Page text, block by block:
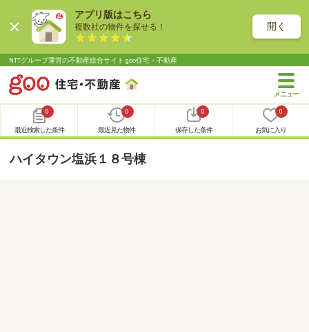
アプリ版はこちら
複数社の物件を探せる！ 開く
NTTグループ運営の不動産総合サイト goo住宅・不動産
0
最近検索した条件
0
最近見た物件
0
保存した条件
0
お気に入り
ハイタウン塩浜１８号棟